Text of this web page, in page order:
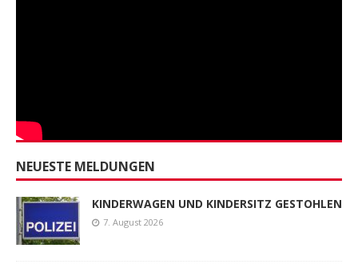
NEUESTE MELDUNGEN
KINDERWAGEN UND KINDERSITZ GESTOHLEN
7. August 2026